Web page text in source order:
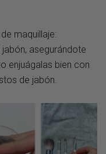
maquillaje:
asegurándote
enjuágalas bien con
de jabón.